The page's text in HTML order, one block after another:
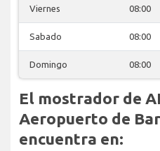
Viernes 08:00
Sabado 08:00
Domingo 08:00
El mostrador de
Aeropuerto de
encuentra en: